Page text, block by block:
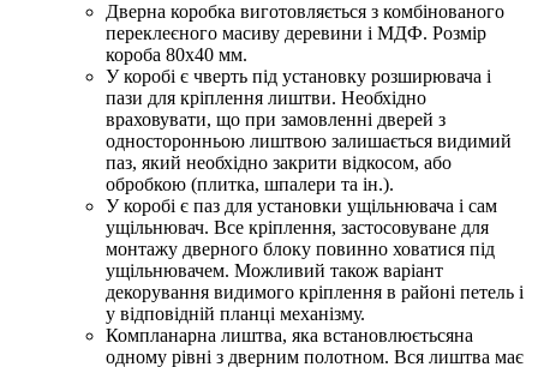
Дверна коробка виготовляється з комбінованого
переклеєного масиву деревини і МДФ. Розмір
короба 80х40 мм.
У коробі є чверть під установку розширювача і
пази для кріплення лиштви. Необхідно
враховувати, що при замовленні дверей з
односторонньою лиштвою залишається видимий
паз, який необхідно закрити відкосом, або
обробкою (плитка, шпалери та ін.).
У коробі є паз для установки ущільнювача і сам
ущільнювач. Все кріплення, застосовуване для
монтажу дверного блоку повинно ховатися під
ущільнювачем. Можливий також варіант
декорування видимого кріплення в районі петель і
у відповідній планці механізму.
Компланарна лиштва, яка встановлюєтьсяна
одному рівні з дверним полотном. Вся лиштва має